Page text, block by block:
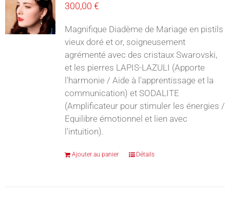
300,00 €
Magnifique Diadème de Mariage en pistils
vieux doré et or, soigneusement
agrémenté avec des cristaux Swarovski,
et les pierres LAPIS-LAZULI (Apporte
l'harmonie / Aide à l'apprentissage et la
communication) et SODALITE
(Amplificateur pour stimuler les énergies /
Equilibre émotionnel et lien avec
l'intuition).
Ajouter au panier Détails